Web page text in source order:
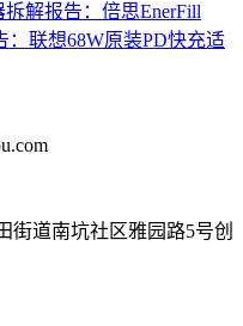
拆解报告：倍思EnerFill
：联想68W原装PD快充适
街道南坑社区雅园路5号创